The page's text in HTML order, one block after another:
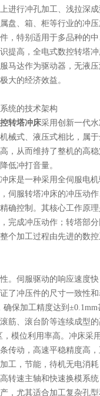
进行冲孔加工、浅拉深
盘、箱、柜等行业的冲
，特别适用于多品种的中
高，全电式数控转塔冲
马达作为驱动器，无液
大的经济效益。
统的技术架构
转塔冲床采用创新一代
械式、液压式相比，属
，从而维持了整机的高
低冲打音量。
是一种采用全伺服电机
伺服转塔冲床的冲压动
确控制。其核心工作原
完成冲压动作；转塔部
个加工过程由先进的数控
伺服驱动的响应速度快
了冲压件的尺寸一致性
保加工精度达到
筋、滚台阶等连续成型
，模位利用率高。冲床采
传动，高速平稳精度高
工，节能，待机无电消耗
速主轴和快速换模系统
，尤其适合加工复杂孔